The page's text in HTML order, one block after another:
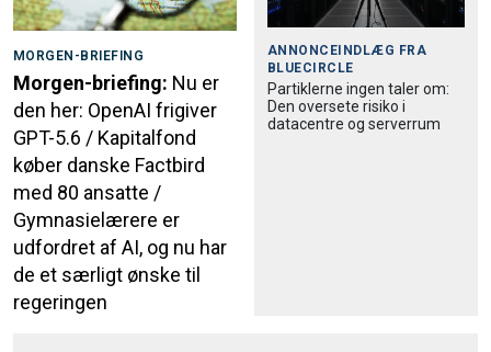
MORGEN-BRIEFING
Morgen-briefing: Nu er
den her: OpenAI frigiver
GPT-5.6 / Kapitalfond
køber danske Factbird
med 80 ansatte /
Gymnasielærere er
udfordret af AI, og nu har
de et særligt ønske til
regeringen
ANNONCEINDLÆG FRA
BLUECIRCLE
Partiklerne ingen taler om:
Den oversete risiko i
datacentre og serverrum